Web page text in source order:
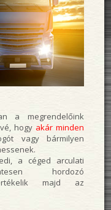
a megrendelőink
hogy akár minden
vagy bármilyen
a céged arculati
hordozó
majd az